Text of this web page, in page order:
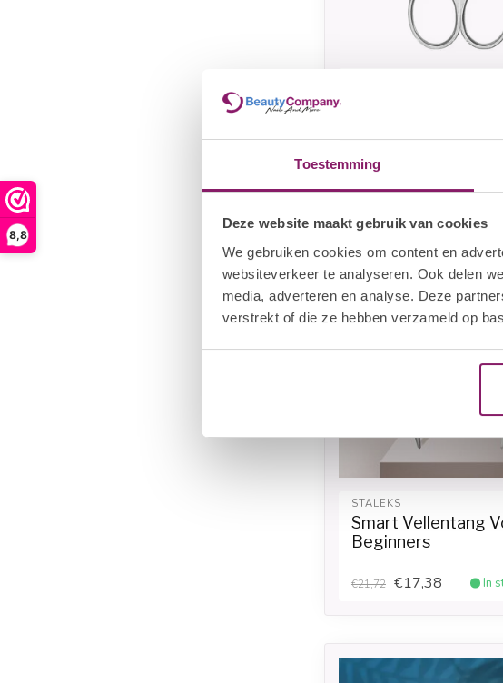
Toestemming
Deze website maakt gebruik van cookies
We gebruiken cookies om content en
websiteverkeer te analyseren. Ook delen
media, adverteren en analyse. Deze
verstrekt of die ze hebben verzameld op
8,8
€5,22
STALEKS
Smart Vellentang
Beginners
€21,72 €17,38 In